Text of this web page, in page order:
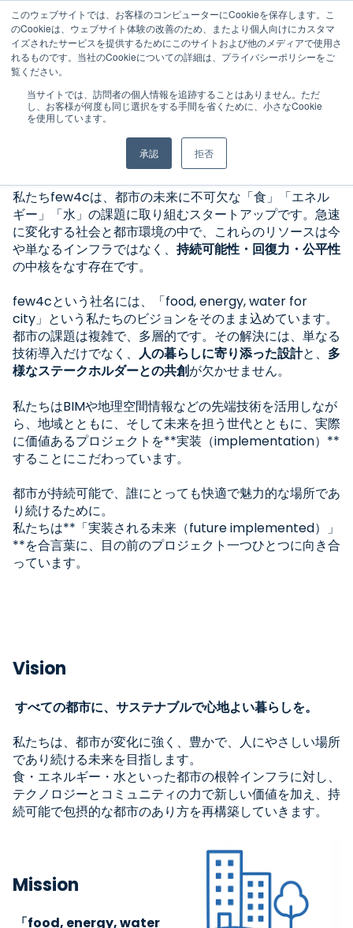
このウェブサイトでは、お客様のコンピューターにCookieを保存します。こ
のCookieは、ウェブサイト体験の改善のため、またより個人向けにカスタマ
イズされたサービスを提供するためにこのサイトおよび他のメディアで使用さ
れるものです。当社のCookieについての詳細は、プライバシーポリシーをご
覧ください。
当サイトでは、訪問者の個人情報を追跡することはありません。ただ
し、お客様が何度も同じ選択をする手間を省くために、小さなCookie
を使用しています。
承認 拒否
few4c.inc
few4c株式会社
food, energy, water for city
私たちfew4cは、都市の未来に不可欠な「食」「エネル
ギー」「水」の課題に取り組むスタートアップです。急速
に変化する社会と都市環境の中で、これらのリソースは今
や単なるインフラではなく、 持続可能性・回復力・公平性
の中核をなす存在です。
few4cという社名には、「food, energy, water for
city」という私たちのビジョンをそのまま込めています。
都市の課題は複雑で、多層的です。その解決には、単なる
技術導入だけでなく、 人の暮らしに寄り添った設計と、 多
様なステークホルダーとの共創が欠かせません。
私たちはBIMや地理空間情報などの先端技術を活用しなが
ら、地域とともに、そして未来を担う世代とともに、実際
に価値あるプロジェクトを**実装（implementation）**
することにこだわっています。
都市が持続可能で、誰にとっても快適で魅力的な場所であ
り続けるために。
私たちは**「実装される未来（future implemented）」
**を合言葉に、目の前のプロジェクト一つひとつに向き合
っています。
Vision
すべての都市に、サステナブルで心地よい暮らしを。
私たちは、都市が変化に強く、豊かで、人にやさしい場所
であり続ける未来を目指します。
食・エネルギー・水といった都市の根幹インフラに対し、
テクノロジーとコミュニティの力で新しい価値を加え、持
続可能で包摂的な都市のあり方を再構築していきます。
Mission
「food, energy, water